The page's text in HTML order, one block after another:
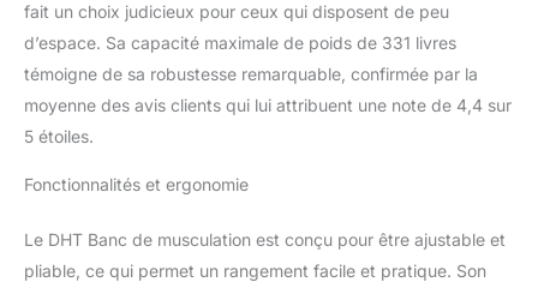
avec un rembourrage en mousse souple,
vous permettant d'effectuer n'importe quel
exercice et des entraînements plus longs
avec un maximum de confort. Prêt à l'emploi
aux assemblages compliqués, aucun outil
n'est nécessaire. Ajustez simplement le banc
à votre position préférée dès la sortie de la
entraînement. Préparez-vous à transformer
votre routine de fitness dès aujourd'hui !
fait un choix judicieux pour ceux qui disposent de peu
d’espace. Sa capacité maximale de poids de 331 livres
témoigne de sa robustesse remarquable, confirmée par la
moyenne des avis clients qui lui attribuent une note de 4,4 sur
5 étoiles.
Fonctionnalités et ergonomie
Le DHT Banc de musculation est conçu pour être ajustable et
pliable, ce qui permet un rangement facile et pratique. Son